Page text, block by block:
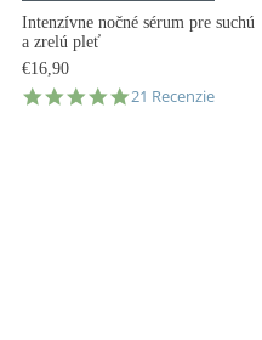
Intenzívne nočné sérum pre suchú
a zrelú pleť
€16,90
5.0
21 Recenzie